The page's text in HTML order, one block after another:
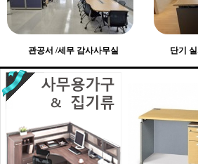
관공서 /세무 감사사무실 단기